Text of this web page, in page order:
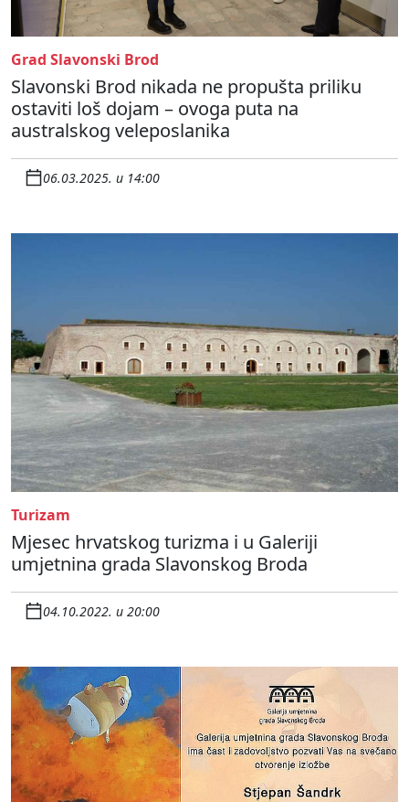
Grad Slavonski Brod
Slavonski Brod nikada ne propušta priliku
ostaviti loš dojam – ovoga puta na
australskog veleposlanika
06.03.2025. u 14:00
Turizam
Mjesec hrvatskog turizma i u Galeriji
umjetnina grada Slavonskog Broda
04.10.2022. u 20:00